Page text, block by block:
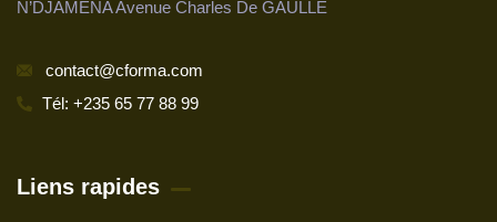
N’DJAMENA Avenue Charles De GAULLE
contact@cforma.com
Tél: +235 65 77 88 99
Liens rapides